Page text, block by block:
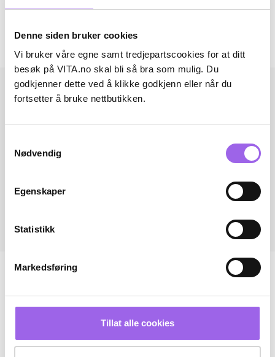
Denne siden bruker cookies
Vi bruker våre egne samt tredjepartscookies for at ditt
besøk på VITA.no skal bli så bra som mulig. Du
godkjenner dette ved å klikke godkjenn eller når du
fortsetter å bruke nettbutikken.
Nødvendig
Egenskaper
Statistikk
Markedsføring
Tillat alle cookies
Andre har også kjøpt..